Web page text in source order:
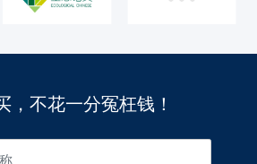
，不花一分冤枉钱！